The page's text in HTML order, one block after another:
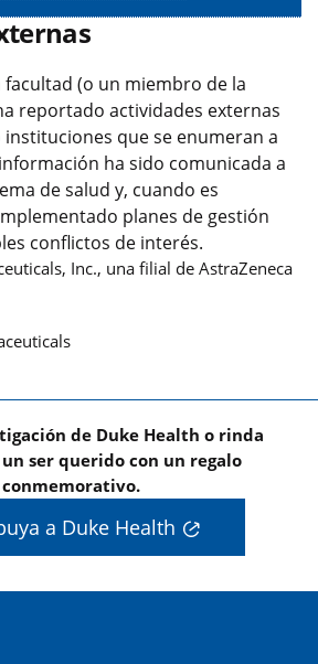
(o un miembro de la
reportado actividades externas
instituciones que se enumeran a
ha sido comunicada a
de salud y, cuando es
planes de gestión
conflictos de interés.
Inc., una filial de AstraZeneca
de Duke Health o rinda
ser querido con un regalo
conmemorativo.
a Duke Health